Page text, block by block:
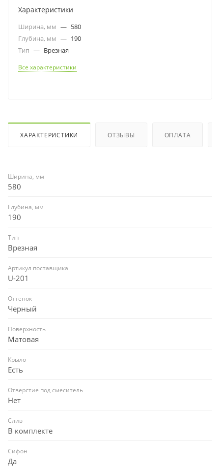
Характеристики
Ширина, мм — 580
Глубина, мм — 190
Тип — Врезная
Все характеристики
ХАРАКТЕРИСТИКИ ОТЗЫВЫ ОПЛАТА
Ширина, мм
580
Глубина, мм
190
Тип
Врезная
Артикул поставщика
U-201
Оттенок
Черный
Поверхность
Матовая
Крыло
Есть
Отверстие под смеситель
Нет
Слив
В комплекте
Сифон
Да